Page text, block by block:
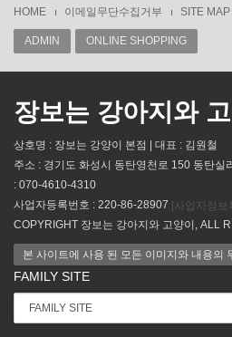
HOME 이메일무단수집거부 SITE MAP
ADMIN ONLINE SHOPPING
장보는 강아지와
상호명 : 장보는 강양이 본점 | 대표 : 김원철
주소 : 경기도 화성시 동탄영천로 150 동탄실
: 070-4610-4310
사업자등록번호 : 220-86-28907 [사업자정보
COPYRIGHT 장보는 강아지와 고양이, ALL
본 사이트에 사용 된 모든 이미지와 내용의
FAMILY SITE